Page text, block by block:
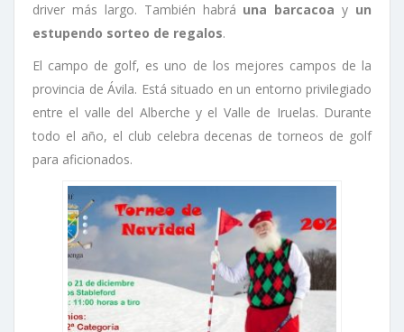
driver más largo. También habrá una barcacoa y un
estupendo sorteo de regalos.
El campo de golf, es uno de los mejores campos de la
provincia de Ávila. Está situado en un entorno privilegiado
entre el valle del Alberche y el Valle de Iruelas. Durante
todo el año, el club celebra decenas de torneos de golf
para aficionados.